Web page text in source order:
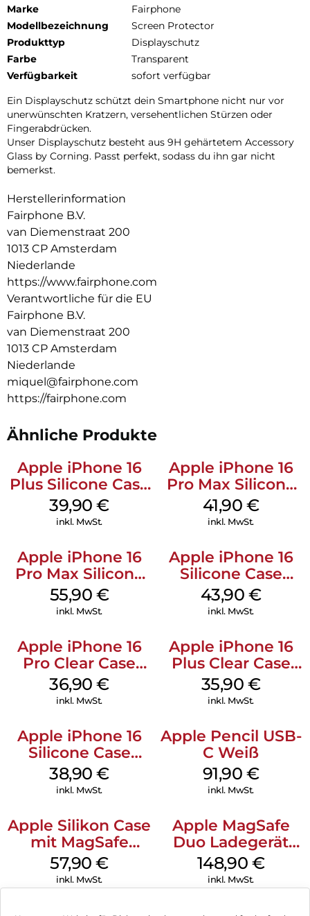
Marke
Fairphone
Modellbezeichnung
Screen Protector
Produkttyp
Displayschutz
Farbe
Transparent
Verfügbarkeit
sofort verfügbar
Ein Displayschutz schützt dein Smartphone nicht nur vor
unerwünschten Kratzern, versehentlichen Stürzen oder
Fingerabdrücken.
Unser Displayschutz besteht aus 9H gehärtetem Accessory
Glass by Corning. Passt perfekt, sodass du ihn gar nicht
bemerkst.
Herstellerinformation
Fairphone B.V.
van Diemenstraat 200
1013 CP Amsterdam
Niederlande
https://www.fairphone.com
Verantwortliche für die EU
Fairphone B.V.
van Diemenstraat 200
1013 CP Amsterdam
Niederlande
miquel@fairphone.com
https://fairphone.com
Ähnliche Produkte
Apple iPhone 16
Plus Silicone Case
MagSafe Plum
39,90€
inkl. MwSt.
Apple iPhone 16
Pro Max Silicone
Case MagSafe
Ultramarine
41,90 €
inkl. MwSt.
Apple iPhone 16
Pro Max Silicone
Case MagSafe
Stone Gray
55,90 €
inkl. MwSt.
Apple iPhone 16
Silicone Case
MagSafe Plum
43,90 €
inkl. MwSt.
Apple iPhone 16
Pro Clear Case
MagSafe
Transparent
36,90€
inkl. MwSt.
Apple iPhone 16
Plus Clear Case
MagSafe
Transparent
35,90 €
inkl. MwSt.
Apple iPhone 16
Silicone Case
MagSafe
Ultramarine
38,90€
inkl. MwSt.
Apple Pencil USB-
C Weiß
91,90 €
inkl. MwSt.
Apple Silikon Case
mit MagSafe
iPhone 14 Pro
(PRODUCT)RED
57,90€
inkl. MwSt.
Apple MagSafe
Duo Ladegerät
Weiß
148,90 €
inkl. MwSt.